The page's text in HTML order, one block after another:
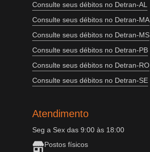
Consulte seus débitos no Detran-AL
Consulte seus débitos no Detran-MA
Consulte seus débitos no Detran-MS
Consulte seus débitos no Detran-PB
Consulte seus débitos no Detran-RO
Consulte seus débitos no Detran-SE
Atendimento
Seg a Sex das 9:00 às 18:00
Postos físicos